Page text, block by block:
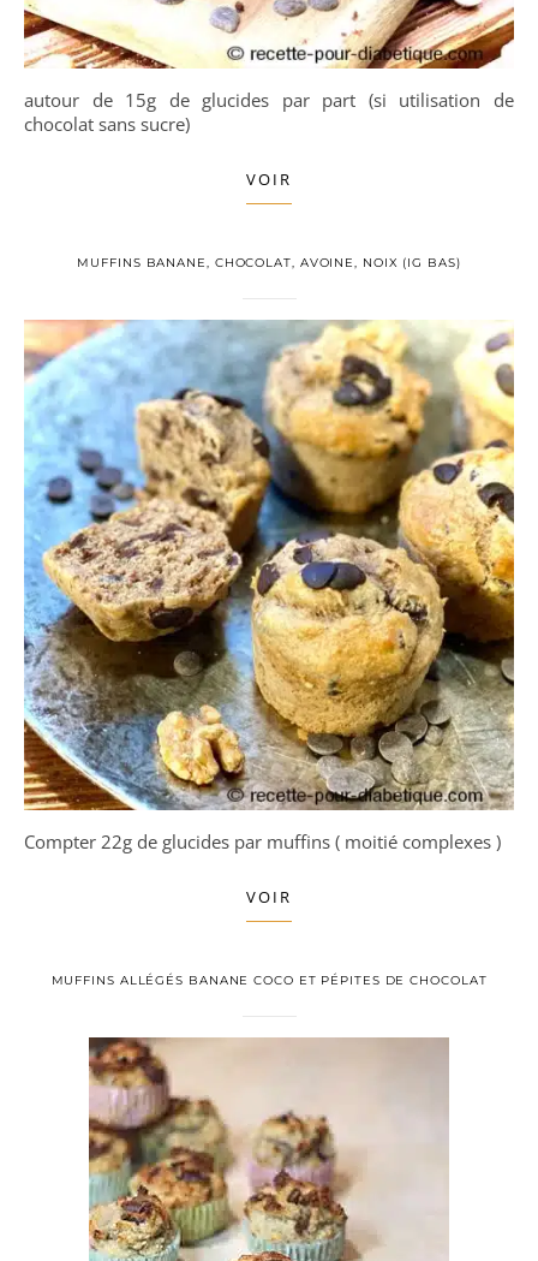
autour de 15g de glucides par part (si utilisation de
chocolat sans sucre)
VOIR
MUFFINS BANANE, CHOCOLAT, AVOINE, NOIX (IG BAS)
Compter 22g de glucides par muffins ( moitié complexes )
VOIR
MUFFINS ALLÉGÉS BANANE COCO ET PÉPITES DE CHOCOLAT